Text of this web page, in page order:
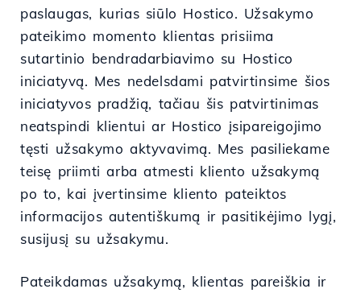
paslaugas, kurias siūlo Hostico. Užsakymo
pateikimo momento klientas prisiima
sutartinio bendradarbiavimo su Hostico
iniciatyvą. Mes nedelsdami patvirtinsime šios
iniciatyvos pradžią, tačiau šis patvirtinimas
neatspindi klientui ar Hostico įsipareigojimo
tęsti užsakymo aktyvavimą. Mes pasiliekame
teisę priimti arba atmesti kliento užsakymą
po to, kai įvertinsime kliento pateiktos
informacijos autentiškumą ir pasitikėjimo lygį,
susijusį su užsakymu.
Pateikdamas užsakymą, klientas pareiškia ir